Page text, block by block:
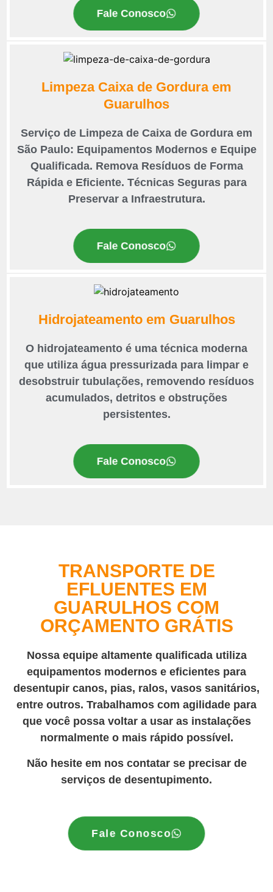
Fale Conosco
Limpeza Caixa de Gordura em
Guarulhos
Serviço de Limpeza de Caixa de Gordura em
São Paulo: Equipamentos Modernos e Equipe
Qualificada. Remova Resíduos de Forma
Rápida e Eficiente. Técnicas Seguras para
Preservar a Infraestrutura.
Fale Conosco
Hidrojateamento em Guarulhos
O hidrojateamento é uma técnica moderna
que utiliza água pressurizada para limpar e
desobstruir tubulações, removendo resíduos
acumulados, detritos e obstruções
persistentes.
Fale Conosco
TRANSPORTE DE
EFLUENTES EM
GUARULHOS COM
ORÇAMENTO GRÁTIS
Nossa equipe altamente qualificada utiliza
equipamentos modernos e eficientes para
desentupir canos, pias, ralos, vasos sanitários,
entre outros. Trabalhamos com agilidade para
que você possa voltar a usar as instalações
normalmente o mais rápido possível.
Não hesite em nos contatar se precisar de
serviços de desentupimento.
Fale Conosco